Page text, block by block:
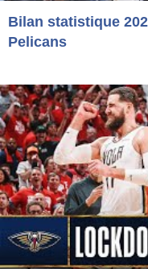
Bilan statistique
Pelicans